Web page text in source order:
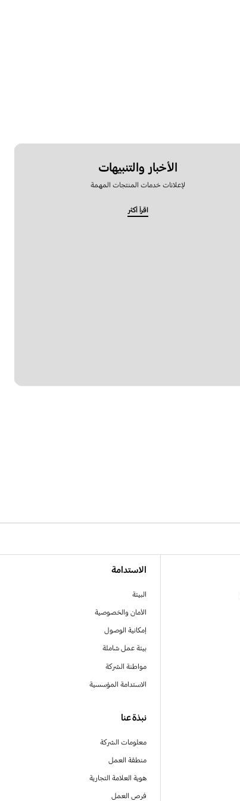
الأخبار والتنبيهات
لإعلانات خدمات المنتجات المهمة
اقرأ أكثر
الاستدامة
البيئة
الأمان والخصوصية
إمكانية الوصول
بيئة عمل شاملة
مواطنة الشركة
الاستدامة المؤسسية
نبذة عنا
معلومات الشركة
منطقة العمل
هوية العلامة التجارية
فرص العمل